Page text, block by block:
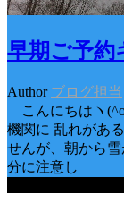
早期ご予約
Author ブログ担当
こんにちはヽ
機関に 乱れがあ
せんが、朝から
分に注意し